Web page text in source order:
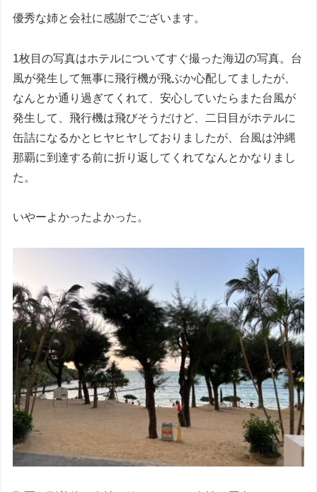
優秀な姉と会社に感謝でございます。
1枚目の写真はホテルについてすぐ撮った海辺の写真。台
風が発生して無事に飛行機が飛ぶか心配してましたが、
なんとか通り過ぎてくれて、安心していたらまた台風が
発生して、飛行機は飛びそうだけど、二日目がホテルに
缶詰になるかとヒヤヒヤしておりましたが、台風は沖縄
那覇に到達する前に折り返してくれてなんとかなりまし
た。
いやーよかったよかった。